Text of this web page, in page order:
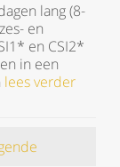
lang (8-
en
en CSI2*
in een
lees verder